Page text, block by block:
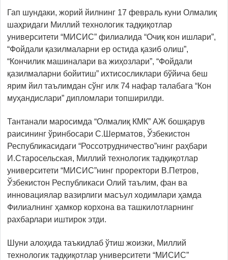
Гап шундаки, жорий йилнинг 17 февраль куни Олмалиқ
шаҳридаги Миллий технологик тадқиқотлар
университети “МИСИС” филиалида “Очиқ кон ишлари”,
“Фойдали қазилмаларни ер остида қазиб олиш”,
“Кончилик машиналари ва жиҳозлари”, “Фойдали
қазилмаларни бойитиш” ихтисосликлари бўйича беш
ярим йил таълимдан сўнг илк 74 нафар талабага “Кон
муҳандислари” дипломлари топширилди.
Тантанали маросимда “Олмалиқ КМК” АЖ бошқарув
раисининг ўринбосари С.Шерматов, Ўзбекистон
Республикасидаги “Россотрудничество”нинг раҳбари
И.Старосельская, Миллий технологик тадқиқотлар
университети “МИСИС”нинг проректори В.Петров,
Ўзбекистон Республикаси Олий таълим, фан ва
инновациялар вазирлиги масъул ходимлари ҳамда
Филиалнинг ҳамкор корхона ва ташкилотларнинг
рахбарлари иштирок этди.
Шуни алоҳида таъкидлаб ўтиш жоизки, Миллий
технологик тадқиқотлар университети “МИСИС”